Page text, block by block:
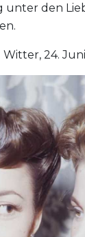
unter den
Witter, 24.